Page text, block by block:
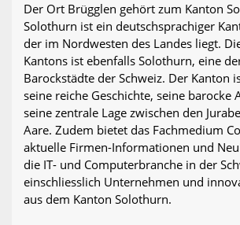
Der Ort Brügglen gehört zum Kanton
Solothurn ist ein deutschsprachiger
der im Nordwesten des Landes liegt.
Kantons ist ebenfalls Solothurn, eine
Barockstädte der Schweiz. Der Kanton
seine reiche Geschichte, seine barocke
seine zentrale Lage zwischen den
Aare. Zudem bietet das Fachmedium
aktuelle Firmen-Informationen und
die IT- und Computerbranche in der
einschliesslich Unternehmen und
aus dem Kanton Solothurn.